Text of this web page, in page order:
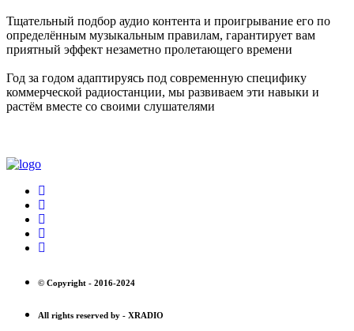
Тщательный подбор аудио контента и проигрывание его по
определённым музыкальным правилам, гарантирует вам
приятный эффект незаметно пролетающего времени
Год за годом адаптируясь под современную специфику
коммерческой радиостанции, мы развиваем эти навыки и
растём вместе со своими слушателями
© Copyright - 2016-2024
All rights reserved by - XRADIO